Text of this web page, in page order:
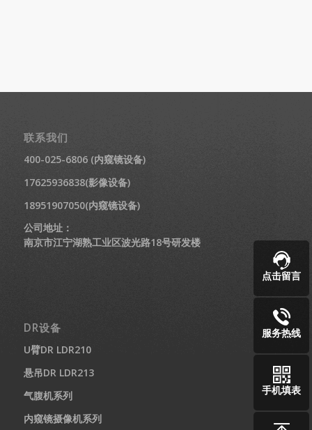
联系我们
400-025-6806 (内窥镜设备)
17625936838(影像设备)
18951907050(内窥镜设备)
公司地址：
南京市江宁湖熟工业区波光路18号研发楼
DR设备
U臂DR LDR210
悬吊DR LDR213
气腹机系列
内窥镜摄像机系列
点击留言
服务热线
手机填表